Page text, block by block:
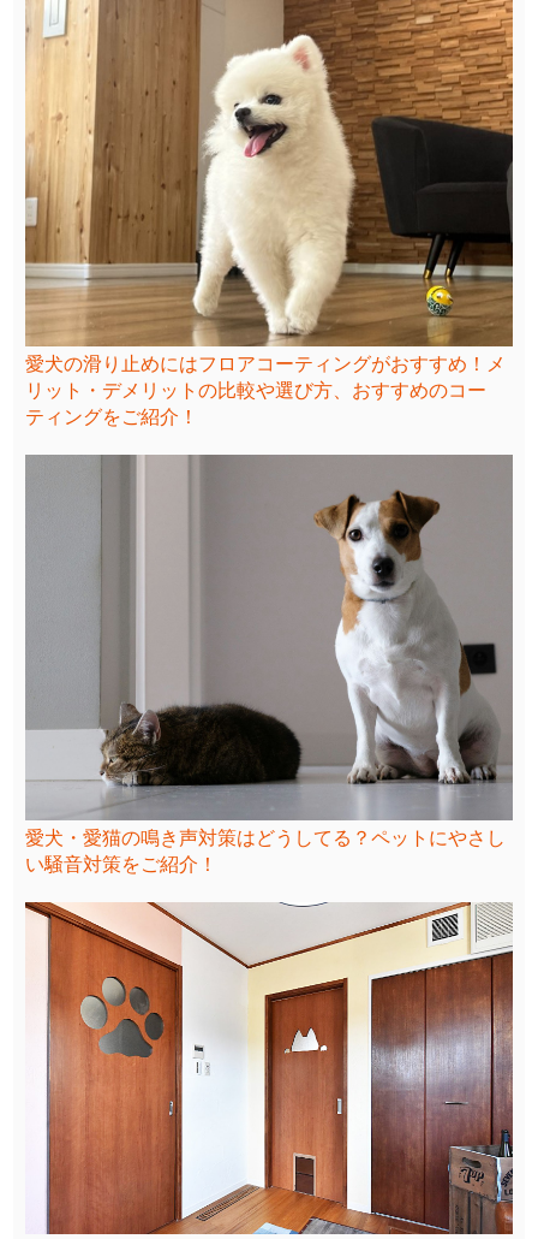
愛犬の滑り止めにはフロアコーティングがおすすめ！メ
リット・デメリットの比較や選び方、おすすめのコー
ティングをご紹介！
愛犬・愛猫の鳴き声対策はどうしてる？ペットにやさし
い騒音対策をご紹介！